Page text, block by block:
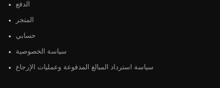
الدفع
المتجر
حسابي
سياسة الخصوصية
سياسة استرداد المبالغ المدفوعة وعمليات الإرجاع